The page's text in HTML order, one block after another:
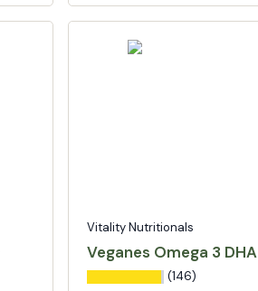
Vitality Nutritionals
Veganes Omega 3 DHA
(146)